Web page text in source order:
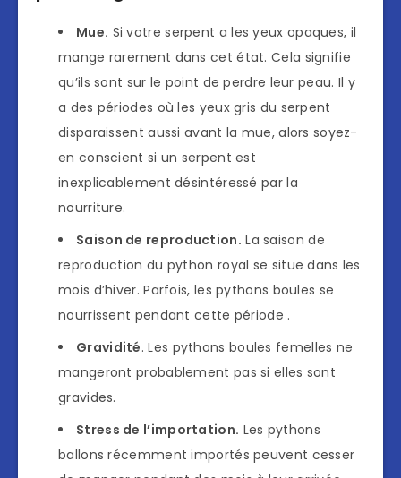
Mue. Si votre serpent a les yeux opaques, il
mange rarement dans cet état. Cela signifie
qu’ils sont sur le point de perdre leur peau. Il y
a des périodes où les yeux gris du serpent
disparaissent aussi avant la mue, alors soyez-
en conscient si un serpent est
inexplicablement désintéressé par la
nourriture.
Saison de reproduction. La saison de
reproduction du python royal se situe dans les
mois d’hiver. Parfois, les pythons boules se
nourrissent pendant cette période .
Gravidité. Les pythons boules femelles ne
mangeront probablement pas si elles sont
gravides.
Stress de l’importation. Les pythons
ballons récemment importés peuvent cesser